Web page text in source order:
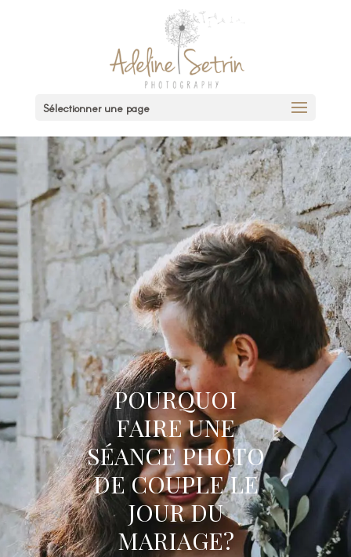
Sélectionner une page
POURQUOI
FAIRE UNE
SÉANCE PHOTO
DE COUPLE LE
JOUR DU
MARIAGE?